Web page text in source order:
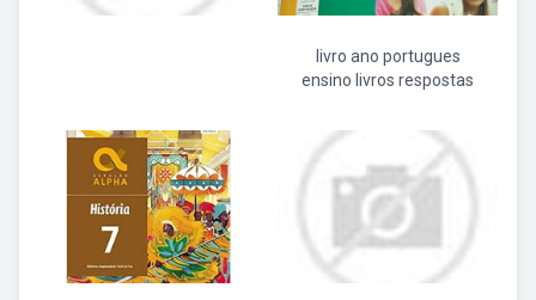
livro ano portugues
ensino livros respostas